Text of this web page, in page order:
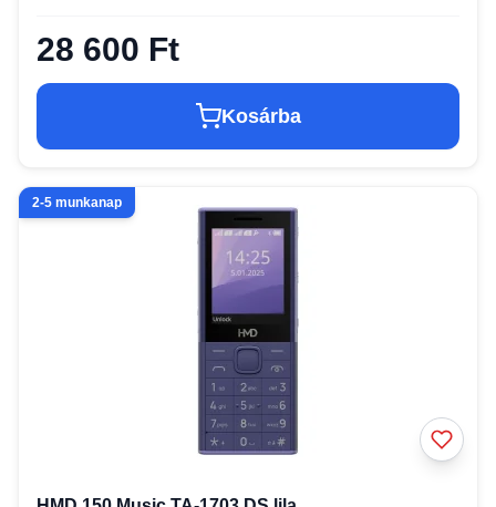
28 600 Ft
Kosárba
2-5 munkanap